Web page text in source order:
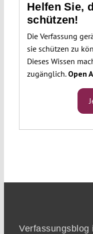
Helfen Sie,
schützen!
Die Verfassung
sie schützen zu
Dieses Wissen
zugänglich. Open
Verfassungsblog